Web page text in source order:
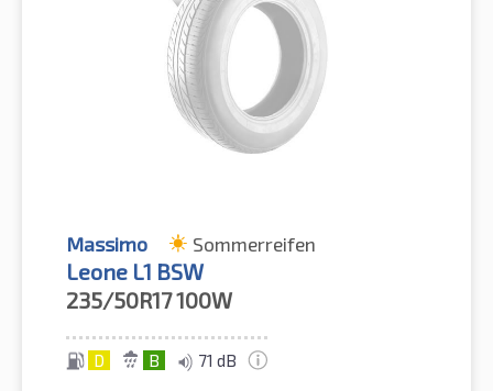
Massimo Sommerreifen
Leone L1 BSW
235/50R17100W
D B 71 dB